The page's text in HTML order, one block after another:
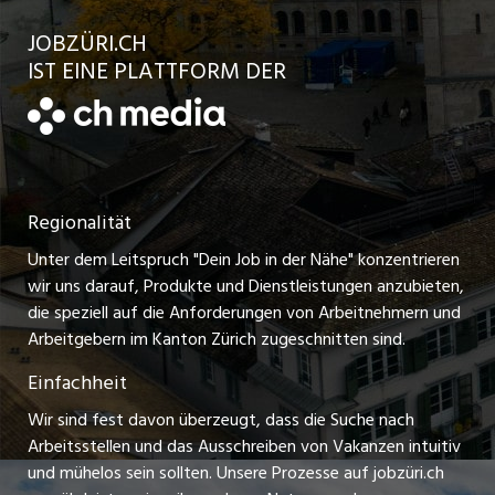
Jobs in der Stadt Uster
Jobs in der Stadt Horgen
Festanstellungen
Temporäre Jobs
Freelance Jobs
Praktikum-Jobs
Lehrstellen
Ferienjobs
Führungspositionen
Schnittstelle
Ratgeber
AGB
Datenschutzerklärung
Nutzungsbedingungen
Impressum
Stellenmeldepflicht
jobbasel.ch
jobbern.ch
jobmittelland.ch
zentraljob.ch
myjob.ch
schaffu.ch (VS)
ajourjob.ch
limmattalerzeitung.ch
JOBZÜRI.CH
IST EINE PLATTFORM DER
Regionalität
Unter dem Leitspruch "Dein Job in der Nähe" konzentrieren
wir uns darauf, Produkte und Dienstleistungen anzubieten,
die speziell auf die Anforderungen von Arbeitnehmern und
Arbeitgebern im Kanton Zürich zugeschnitten sind.
Einfachheit
Wir sind fest davon überzeugt, dass die Suche nach
Arbeitsstellen und das Ausschreiben von Vakanzen intuitiv
und mühelos sein sollten. Unsere Prozesse auf jobzüri.ch